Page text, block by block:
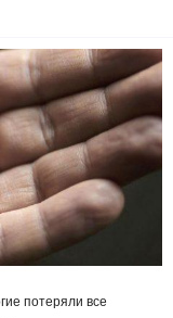
потеряли все